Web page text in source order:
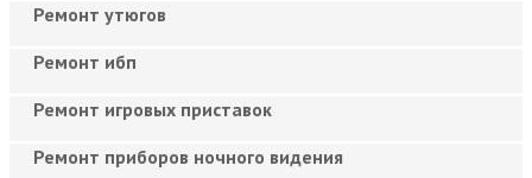
Ремонт утюгов
Ремонт ибп
Ремонт игровых приставок
Ремонт приборов ночного видения